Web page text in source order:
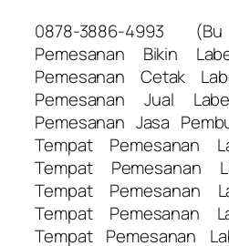
0878-3886-4993
Pemesanan Bikin
Pemesanan Cetak
Pemesanan Jual
Pemesanan Jasa
Tempat Pemesanan
Tempat Pemesanan
Tempat Pemesanan
Tempat Pemesanan
Tempat Pemesanan